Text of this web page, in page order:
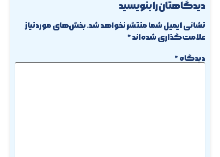
دیدگاهتان را بنویسید
نشانی ایمیل شما منتشر نخواهد شد.بخش‌های موردنیاز
علامت‌گذاری شده‌اند*
دیدگاه*